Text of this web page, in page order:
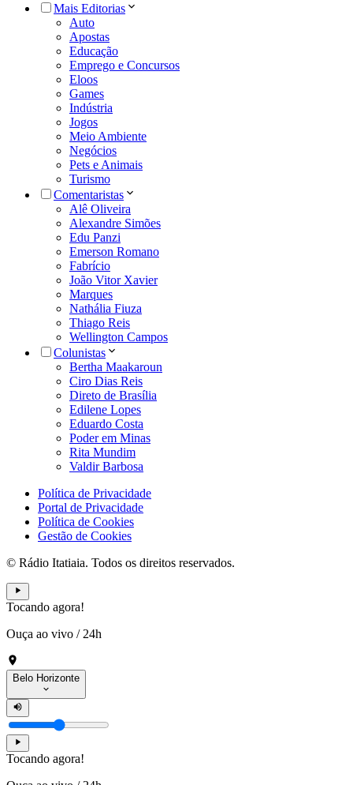
Mais Editorias
Auto
Apostas
Educação
Emprego e Concursos
Eloos
Games
Indústria
Jogos
Meio Ambiente
Negócios
Pets e Animais
Turismo
Comentaristas
Alê Oliveira
Alexandre Simões
Edu Panzi
Emerson Romano
Fabrício
João Vitor Xavier
Marques
Nathália Fiuza
Thiago Reis
Wellington Campos
Colunistas
Bertha Maakaroun
Ciro Dias Reis
Direto de Brasília
Edilene Lopes
Eduardo Costa
Poder em Minas
Rita Mundim
Valdir Barbosa
Política de Privacidade
Portal de Privacidade
Política de Cookies
Gestão de Cookies
© Rádio Itatiaia. Todos os direitos reservados.
Tocando agora!
Ouça ao vivo / 24h
Belo Horizonte
Tocando agora!